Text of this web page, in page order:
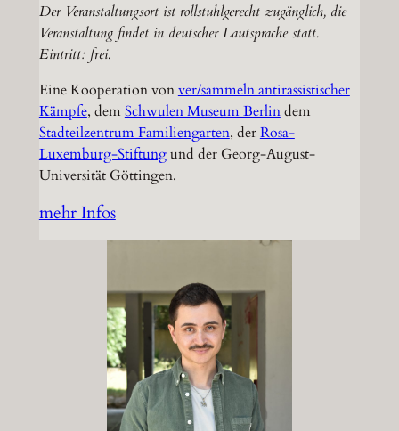
Der Veranstaltungsort ist rollstuhlgerecht zugänglich, die
Veranstaltung findet in deutscher Lautsprache statt.
Eintritt: frei.
Eine Kooperation vonver/sammeln antirassistischer
Kämpfe, demSchwulen Museum Berlindem
Stadteilzentrum Familiengarten, derRosa-
Luxemburg-Stiftungund der Georg-August-
Universität Göttingen.
mehr Infos